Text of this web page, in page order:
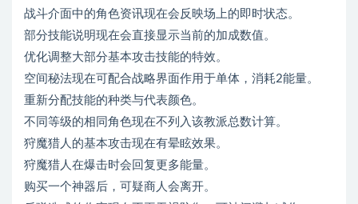
战斗介面中的角色资讯现在会反映场上的即时状态。
部分技能说明现在会直接显示当前的加成数值。
优化调整大部分基本攻击技能的特效。
空间秘法现在可配合战略界面作用于单体，消耗2能量。
重新分配技能的种类与代表颜色。
不同等级的相同角色现在不列入该教派总数计算。
狩魔猎人的基本攻击现在有晕眩效果。
狩魔猎人在爆击时会回复更多能量。
购买一个神器后，可疑商人会离开。